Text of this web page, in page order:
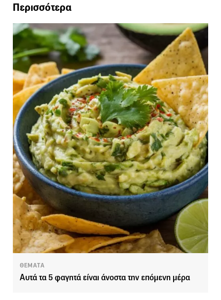
Περισσότερα
ΘΕΜΑΤΑ
Αυτά τα 5 φαγητά είναι άνοστα την επόμενη μέρα